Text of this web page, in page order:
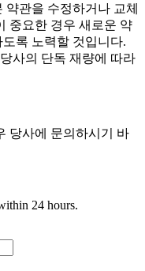
관을 수정하거나 교체
중요한 경우 새로운 약
록 노력할 것입니다.
사의 단독 재량에 따라
당사에 문의하시기 바
24 hours.